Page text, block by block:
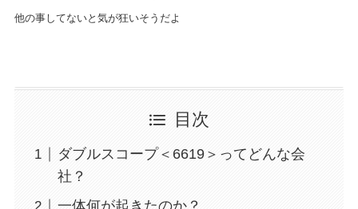
他の事してないと気が狂いそうだよ
目次
ダブルスコープ＜6619＞ってどんな会
社？